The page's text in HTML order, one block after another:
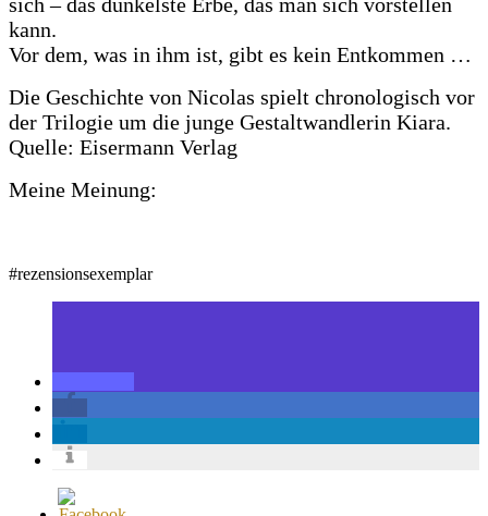
kann.
Vor dem, was in ihm ist, gibt es kein Entkommen …
Die Geschichte von Nicolas spielt chronologisch vor
der Trilogie um die junge Gestaltwandlerin Kiara.
Quelle: Eisermann Verlag
Meine Meinung:
#rezensionsexemplar